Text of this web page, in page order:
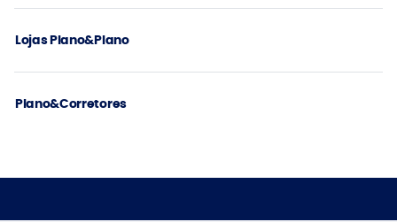
Lojas Plano&Plano
Plano&Corretores